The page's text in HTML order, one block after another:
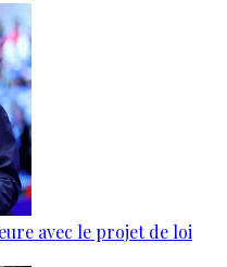
avec le projet de loi